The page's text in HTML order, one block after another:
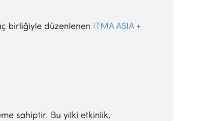
birliğiyle düzenlenen ITMA ASIA +
sahiptir. Bu yılki etkinlik,